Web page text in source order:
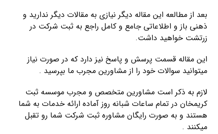
بعد از مطالعه این مقاله دیگر نیازی به مقالات دیگر ندارید و
ذهنی باز و اطلاعاتی جامع و کامل راجع به ثبت شرکت در
زرتشت خواهید داشت.
این مقاله قسمت پرسش و پاسخ نیز دارد که در صورت نیاز
میتوانید سوالات خود را از مشاورین مجرب ما بپرسید .
لازم به ذکر است مشاورین متخصص و مجرب موسسه ثبت
کریمخان در تمام ساعات شبانه روز آماده ارائه خدمات به شما
هستند و به صورت رایگان مشاوره ثبت شرکت شما رو تقبل
میکنند .